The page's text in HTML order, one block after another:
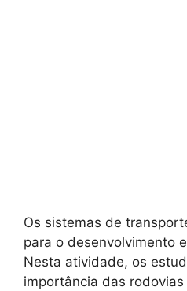
Os sistemas de
para o desenvolvimento
Nesta atividade, os
importância das